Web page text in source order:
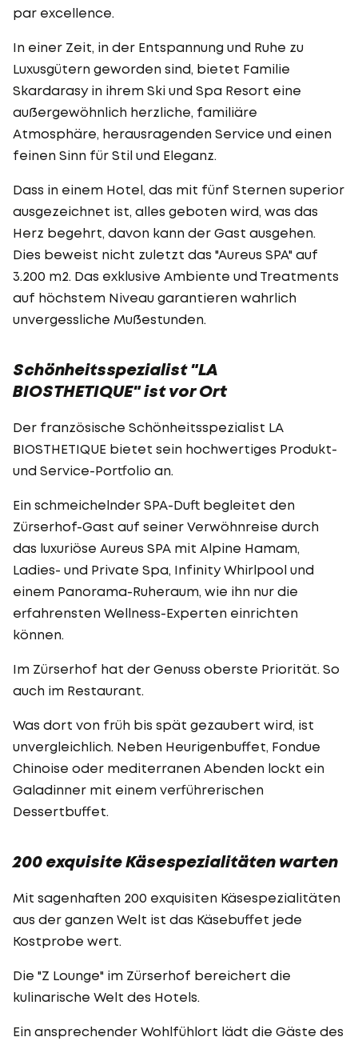
par excellence.
In einer Zeit, in der Entspannung und Ruhe zu
Luxusgütern geworden sind, bietet Familie
Skardarasy in ihrem Ski und Spa Resort eine
außergewöhnlich herzliche, familiäre
Atmosphäre, herausragenden Service und einen
feinen Sinn für Stil und Eleganz.
Dass in einem Hotel, das mit fünf Sternen superior
ausgezeichnet ist, alles geboten wird, was das
Herz begehrt, davon kann der Gast ausgehen.
Dies beweist nicht zuletzt das "Aureus SPA" auf
3.200 m2. Das exklusive Ambiente und Treatments
auf höchstem Niveau garantieren wahrlich
unvergessliche Mußestunden.
Schönheitsspezialist "LA
BIOSTHETIQUE" ist vor Ort
Der französische Schönheitsspezialist LA
BIOSTHETIQUE bietet sein hochwertiges Produkt-
und Service-Portfolio an.
Ein schmeichelnder SPA-Duft begleitet den
Zürserhof-Gast auf seiner Verwöhnreise durch
das luxuriöse Aureus SPA mit Alpine Hamam,
Ladies- und Private Spa, Infinity Whirlpool und
einem Panorama-Ruheraum, wie ihn nur die
erfahrensten Wellness-Experten einrichten
können.
Im Zürserhof hat der Genuss oberste Priorität. So
auch im Restaurant.
Was dort von früh bis spät gezaubert wird, ist
unvergleichlich. Neben Heurigenbuffet, Fondue
Chinoise oder mediterranen Abenden lockt ein
Galadinner mit einem verführerischen
Dessertbuffet.
200 exquisite Käsespezialitäten warten
Mit sagenhaften 200 exquisiten Käsespezialitäten
aus der ganzen Welt ist das Käsebuffet jede
Kostprobe wert.
Die "Z Lounge" im Zürserhof bereichert die
kulinarische Welt des Hotels.
Ein ansprechender Wohlfühlort lädt die Gäste des